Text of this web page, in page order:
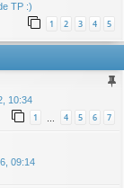
TP :)
1 2 3 4 5
10:34
1 … 4 5 6 7
09:14